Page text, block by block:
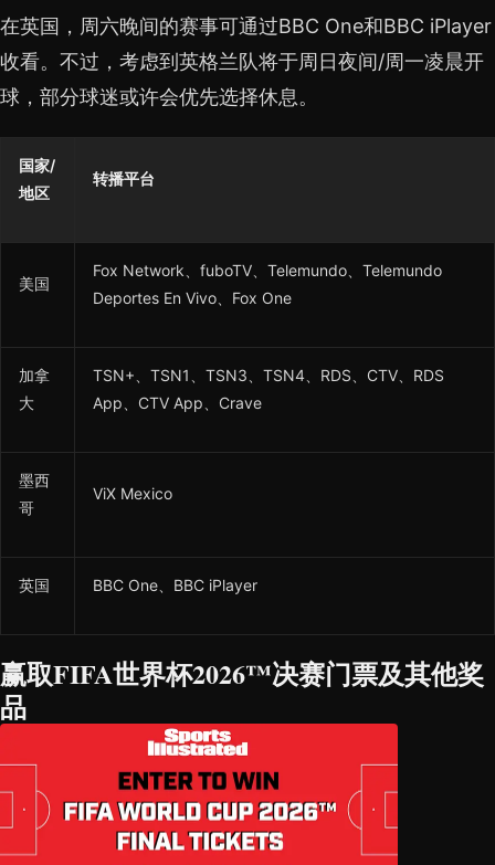
在英国，周六晚间的赛事可通过BBC One和BBC iPlayer
收看。不过，考虑到英格兰队将于周日夜间/周一凌晨开
球，部分球迷或许会优先选择休息。
国家/
地区
转播平台
美国
Fox Network、fuboTV、Telemundo、Telemundo
Deportes En Vivo、Fox One
加拿
大
TSN+、TSN1、TSN3、TSN4、RDS、CTV、RDS
App、CTV App、Crave
墨西
哥
ViX Mexico
英国 BBC One、BBC iPlayer
赢取FIFA世界杯2026™决赛门票及其他奖
品